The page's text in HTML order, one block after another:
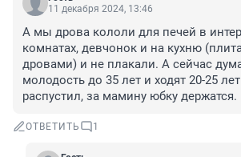
11 декабря 2024, 13:46
А мы дрова кололи для печей в
комнатах, девчонок и на кухню
дровами) и не плакали. А сейчас
молодость до 35 лет и ходят 20-25
распустил, за мамину юбку держатся.
ОТВЕТИТЬ 1